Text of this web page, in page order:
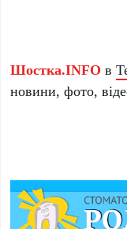
Шостка.INFO в
новини, фото,